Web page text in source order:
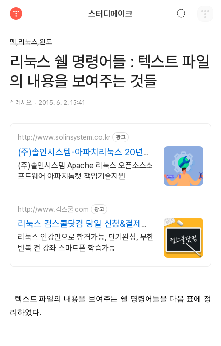
스터디메이크
맥,리눅스,윈도
리눅스 쉘 명령어들 : 텍스트 파일
의 내용을 보여주는 것들
살레시오 2015. 6. 2. 15:41
http://www.solinsystem.co.kr 광고
(주)솔인시스템-아파치리눅스 20년이
상 기술지원 노하우
(주)솔인시스템 Apache 리눅스 오픈소스소
프트웨어 아파치톰캣 책임기술지원
http://www.컴스쿨.com 광고
리눅스 컴스쿨닷컴 당일 신청&결제시
기프티콘!
리눅스 인강만으로 합격가능, 단기완성, 무한
반복 전 강좌 스마트폰 학습가능
리하였다.